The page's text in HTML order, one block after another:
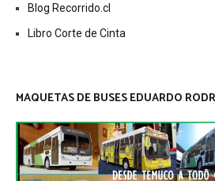
Blog Recorrido.cl
Libro Corte de Cinta
MAQUETAS DE BUSES EDUARDO